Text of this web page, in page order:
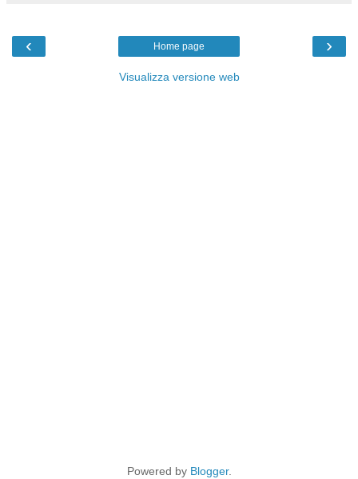
‹ ›
Home page
Visualizza versione web
Powered by Blogger.